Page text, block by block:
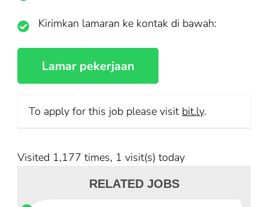
Kirimkan lamaran ke kontak di bawah:
To apply for this job please visit bit.ly.
Visited 1,177 times, 1 visit(s) today
RELATED JOBS